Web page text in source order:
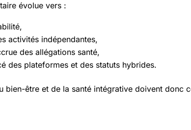
évolue vers :
activités indépendantes,
des allégations santé,
des plateformes et des statuts hybrides.
bien-être et de la santé intégrative doivent donc